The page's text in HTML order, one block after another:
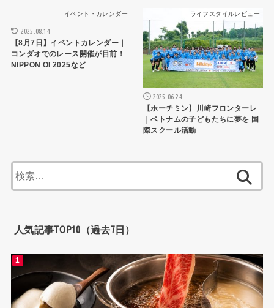
イベント・カレンダー
2025.08.14
【8月7日】イベントカレンダー｜
コンダオでのレース開催が目前！
NIPPON OI 2025など
ライフスタイルレビュー
2025.06.24
【ホーチミン】川崎フロンターレ
｜ベトナムの子どもたちに夢を 国
際スクール活動
索:
人気記事TOP10（過去7日）